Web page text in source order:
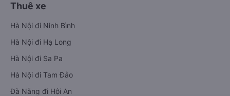
Thuê xe
Hà Nội đi Ninh Bình
Hà Nội đi Hạ Long
Hà Nội đi Sa Pa
Hà Nội đi Tam Đảo
Đà Nẵng đi Hội An